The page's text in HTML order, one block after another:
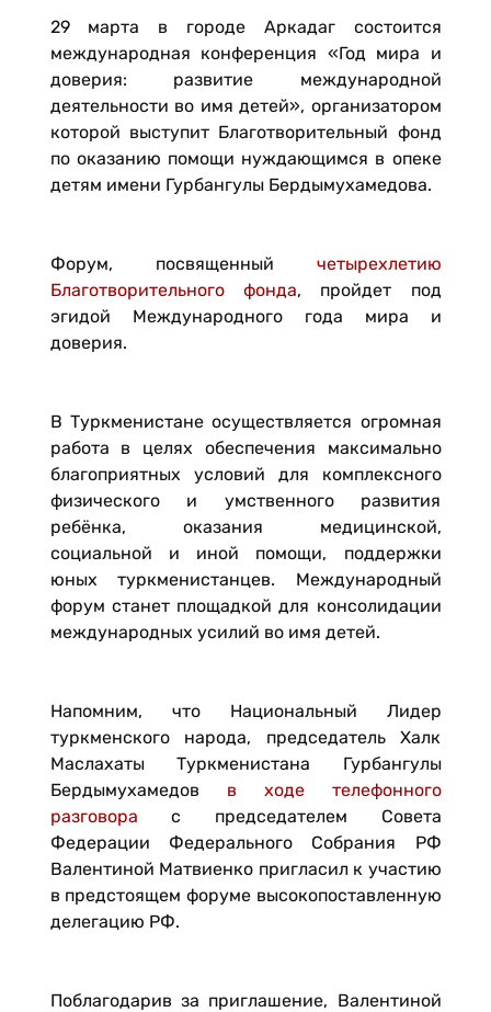
29 марта в городе Аркадаг состоится
международная конференция «Год мира и
доверия: развитие международной
деятельности во имя детей», организатором
которой выступит Благотворительный фонд
по оказанию помощи нуждающимся в опеке
детям имени Гурбангулы Бердымухамедова.
Форум, посвященный четырехлетию
Благотворительного фонда, пройдет под
эгидой Международного года мира и
доверия.
В Туркменистане осуществляется огромная
работа в целях обеспечения максимально
благоприятных условий для комплексного
физического и умственного развития
ребёнка, оказания медицинской,
социальной и иной помощи, поддержки
юных туркменистанцев. Международный
форум станет площадкой для консолидации
международных усилий во имя детей.
Напомним, что Национальный Лидер
туркменского народа, председатель Халк
Маслахаты Туркменистана Гурбангулы
Бердымухамедов в ходе телефонного
разговора с председателем Совета
Федерации Федерального Собрания РФ
Валентиной Матвиенко пригласил к участию
в предстоящем форуме высокопоставленную
делегацию РФ.
Поблагодарив за приглашение, Валентиной